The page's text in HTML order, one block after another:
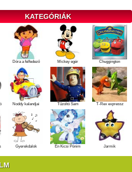
KATEGÓRIÁK
Dóra a felfedező Mickey egér Chuggington
Noddy kalandjai Tűzoltó Sam T-Rex expressz
Gyerekdalok Én Kicsi Pónim Jarmik